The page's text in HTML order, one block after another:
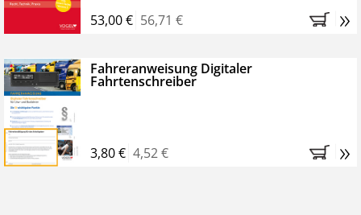
53,00 € 56,71 € »
Fahreranweisung Digitaler
Fahrtenschreiber
3,80 € 4,52 € »